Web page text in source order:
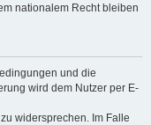
nationalem Recht bleiben
und die
wird dem Nutzer per E-
widersprechen. Im Falle